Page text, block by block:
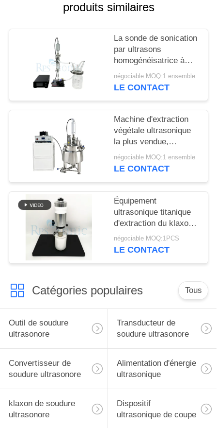
POLITIQUE
CONFIDENTIALITÉ
produits similaires
La sonde de sonication
par ultrasons
homogénéisatrice à
échelle de laboratoire
négociable MOQ:1 ensemble
LE CONTACT
Machine d'extraction
végétale ultrasonique
la plus vendue,
meilleure qualité, avec
réservoir de mélange
négociable MOQ:1 ensemble
LE CONTACT
Équipement
ultrasonique titanique
d'extraction du klaxon
1000w pour la
médecine chinoise
négociable MOQ:1PCS
LE CONTACT
Catégories populaires Tous
Outil de soudure
ultrasonore
Transducteur de
soudure ultrasonore
Convertisseur de
soudure ultrasonore
Alimentation d'énergie
ultrasonique
klaxon de soudure
ultrasonore
Dispositif
ultrasonique de coupe